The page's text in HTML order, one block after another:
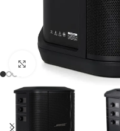
Click to enlarge